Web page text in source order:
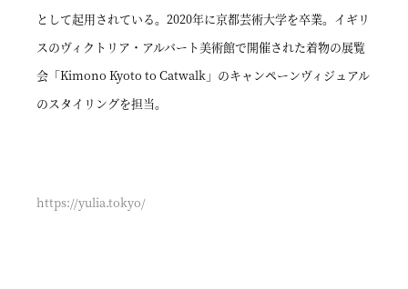
として起用されている。2020年に京都芸術大学を卒業。イギリ
スのヴィクトリア・アルバート美術館で開催された着物の展覧
会「Kimono Kyoto to Catwalk」のキャンペーンヴィジュアル
のスタイリングを担当。
https://yulia.tokyo/